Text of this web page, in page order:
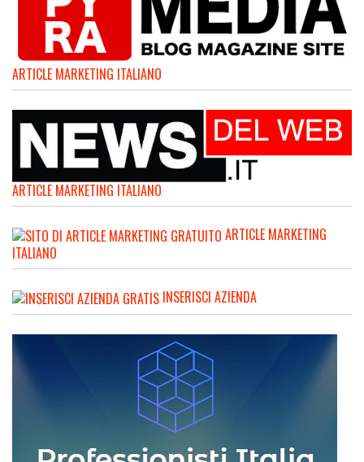
ARTICLE MARKETING ITALIANO
ARTICLE MARKETING ITALIANO
ARTICLE MARKETING
ITALIANO
INSERISCI AZIENDA